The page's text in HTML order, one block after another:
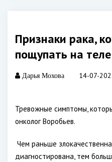
Признаки рака,
пощупать на теле
Дарья Мохова 14-07-
Тревожные симптомы,
онколог Воробьев.
Чем раньше
диагностирована, тем